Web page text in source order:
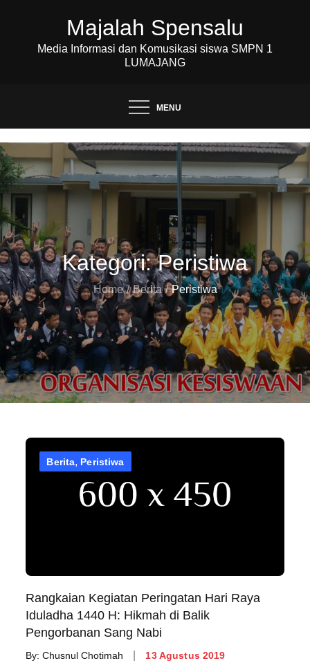
Majalah Spensalu
Media Informasi dan Komusikasi siswa SMPN 1
LUMAJANG
MENU
Kategori:Peristiwa
Home Berita Peristiwa
Berita Peristiwa
Rangkaian Kegiatan Peringatan Hari Raya
Iduladha 1440 H: Hikmah di Balik
Pengorbanan Sang Nabi
By:Chusnul Chotimah
Posted
13 Agustus 2019